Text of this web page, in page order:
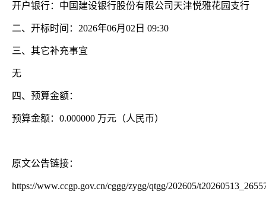
开户银行：中国建设银行股份有限公司天津悦雅花园支行
二、开标时间： 2026年06月02日 09:30
三、其它补充事宜
无
四、预算金额：
预算金额： 0.000000 万元（人民币）
原文公告链接：
https://www.ccgp.gov.cn/cggg/zygg/qtgg/202605/